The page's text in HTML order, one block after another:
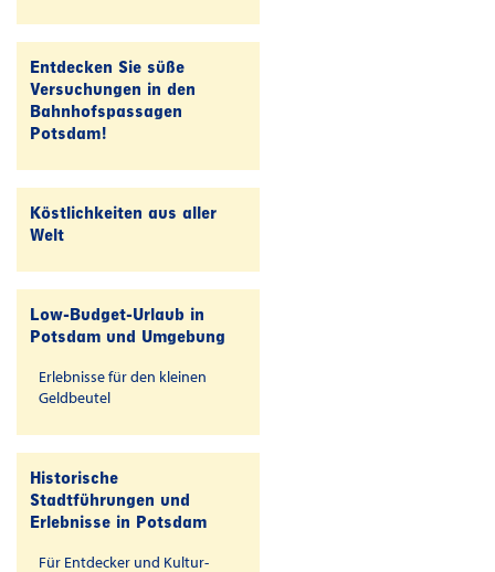
Entdecken Sie süße
Versuchungen in den
Bahnhofspassagen
Potsdam!
Köstlichkeiten aus aller
Welt
Low-Budget-Urlaub in
Potsdam und Umgebung
Erlebnisse für den kleinen
Geldbeutel
Historische
Stadtführungen und
Erlebnisse in Potsdam
Für Entdecker und Kultur-